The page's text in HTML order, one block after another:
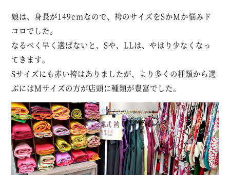
娘は、身長が149cmなので、袴のサイズをSかMか悩みド
コロでした。
なるべく早く選ばないと、Sや、LLは、やはり少なくなっ
てきます。
Sサイズにも赤い袴はありましたが、より多くの種類から選
ぶにはMサイズの方が店頭に種類が豊富でした。